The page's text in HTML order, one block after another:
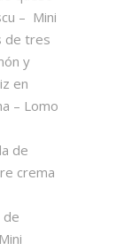
– Mini
de tres
y
en
– Lomo
de
crema
de